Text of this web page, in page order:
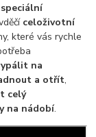
speciální
celoživotní
které vás rychle
na
a otřít,
celý
na nádobí.